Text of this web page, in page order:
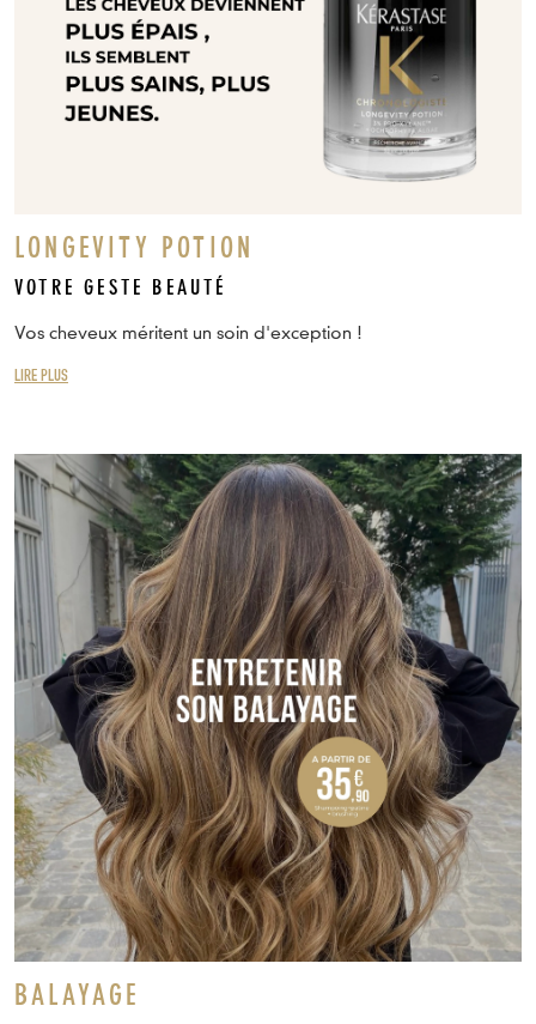
LONGEVITY POTION
VOTRE GESTE BEAUTÉ
Vos cheveux méritent un soin d'exception !
LIRE PLUS
BALAYAGE